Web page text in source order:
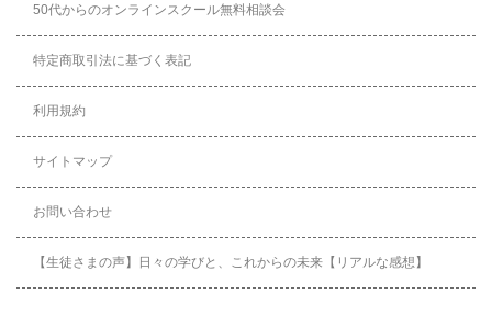
50代からのオンラインスクール無料相談会
特定商取引法に基づく表記
利用規約
サイトマップ
お問い合わせ
【生徒さまの声】日々の学びと、これからの未来【リアルな感想】